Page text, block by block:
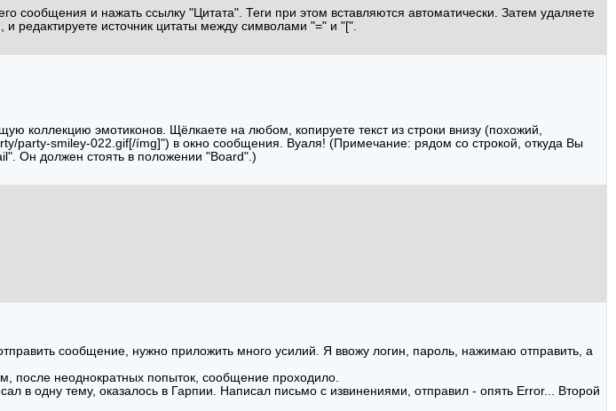
сообщения и нажать ссылку "Цитата". Теги при этом вставляются автоматически. Затем удаляете
редактируете источник цитаты между символами "=" и "[".
коллекцию эмотиконов. Щёлкаете на любом, копируете текст из строки внизу (похожий,
party-smiley-022.gif[/ímg]") в окно сообщения. Вуаля! (Примечание: рядом со строкой, откуда Вы
Он должен стоять в положении "Board".)
сообщение, нужно приложить много усилий. Я ввожу логин, пароль, нажимаю отправить, а
после неоднократных попыток, сообщение проходило.
в одну тему, оказалось в Гарпии. Написал письмо с извинениями, отправил - опять Error... Второй